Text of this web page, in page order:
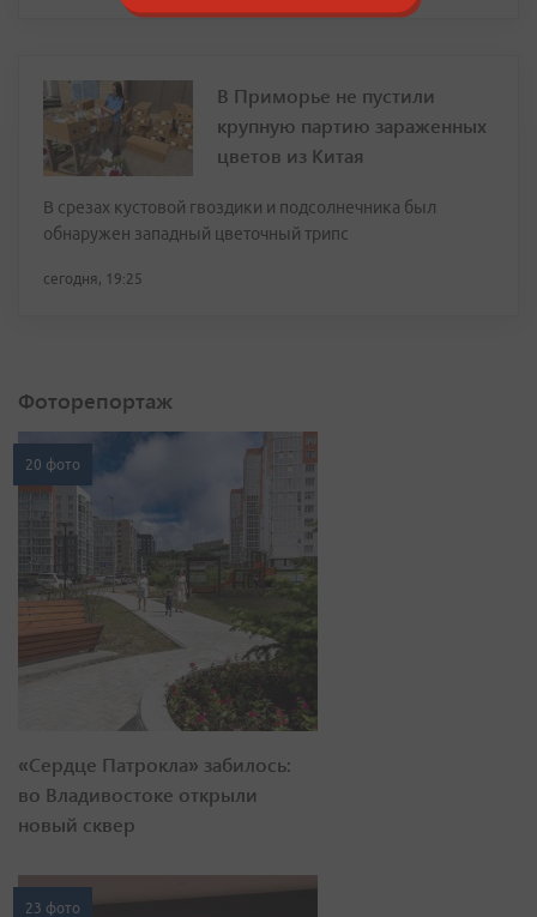
В Приморье не пустили
крупную партию зараженных
цветов из Китая
В срезах кустовой гвоздики и подсолнечника был
обнаружен западный цветочный трипс
сегодня, 19:25
Фоторепортаж
20 фото
«Сердце Патрокла» забилось:
во Владивостоке открыли
новый сквер
23 фото